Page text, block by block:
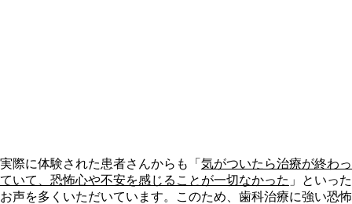
実際に体験された患者さんからも「 気がついたら治療が終わっ
ていて、恐怖心や不安を感じることが一切なかった 」といった
お声を多くいただいています。このため、歯科治療に強い恐怖